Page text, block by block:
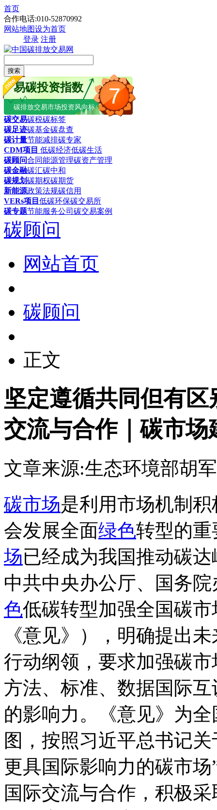
首页
合作电话:010-52870992
网站地图设为首页
登录 注册
搜索
7
易碳投资指数
碳排放交易市场投资风向标
碳交易碳税碳标签
碳足迹碳基金碳盘查
碳计量节能减排碳专家
CDM项目 低碳经济低碳生活
碳顾问合同能源管理碳资产管理
碳金融碳汇碳中和
碳规划碳期权碳期货
新能源政策法规碳信用
VERs项目 低碳环保碳交易所
碳专题节能服务公司 碳交易案例
碳顾问
网站首页
碳顾问
正文
坚定遵循共同但有
交流与合作｜碳市
文章来源:生态环境部胡军
碳市场是利用市场机制
会发展全面绿色转型的
场已经成为我国推动碳达
中共中央办公厅、国务
色低碳转型加强全国碳
《意见》），明确提出
行动纲领，要求加强碳
方法、标准、数据国际
的影响力。《意见》为
图，按照习近平总书记
更具国际影响力的碳市
国际交流与合作，积极